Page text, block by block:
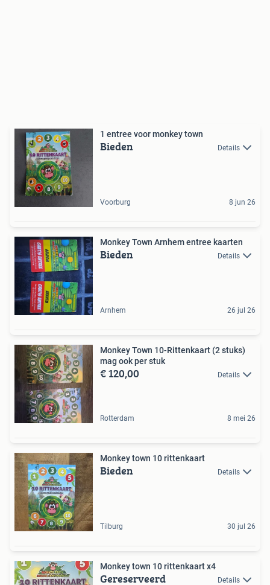
1 entree voor monkey town
Bieden Details
Voorburg 8 jun 26
Monkey Town Arnhem entree kaarten
Bieden Details
Arnhem 26 jul 26
Monkey Town 10-Rittenkaart (2 stuks)
mag ook per stuk
€ 120,00 Details
Rotterdam 8 mei 26
Monkey town 10 rittenkaart
Bieden Details
Tilburg 30 jul 26
Monkey town 10 rittenkaart x4
Gereserveerd Details